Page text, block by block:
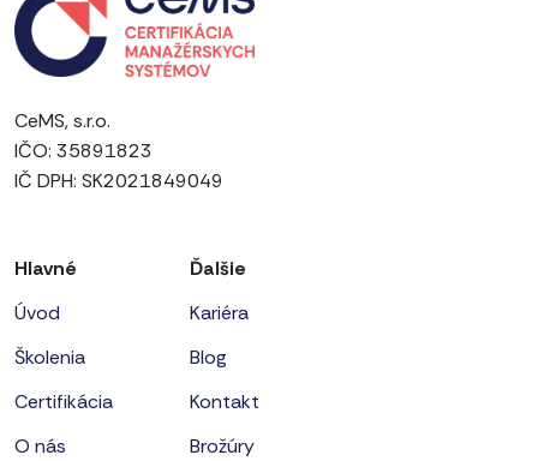
CeMS, s.r.o.
IČO: 35891823
IČ DPH: SK2021849049
Hlavné
Úvod
Školenia
Certifikácia
O nás
Ďalšie
Kariéra
Blog
Kontakt
Brožúry